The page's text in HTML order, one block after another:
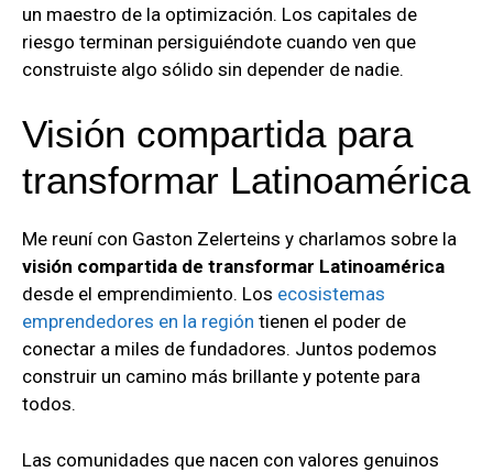
un maestro de la optimización. Los capitales de
riesgo terminan persiguiéndote cuando ven que
construiste algo sólido sin depender de nadie.
Visión compartida para
transformar Latinoamérica
Me reuní con Gaston Zelerteins y charlamos sobre la
visión compartida de transformar Latinoamérica
desde el emprendimiento. Los ecosistemas
emprendedores en la región tienen el poder de
conectar a miles de fundadores. Juntos podemos
construir un camino más brillante y potente para
todos.
Las comunidades que nacen con valores genuinos